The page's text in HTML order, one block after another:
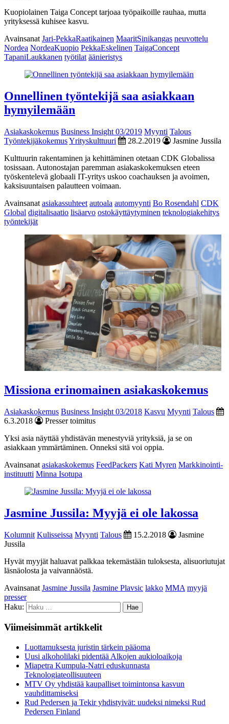
Kuopiolainen Taiga Concept tarjoaa työpaikoille rauhaa, mutta
yrityksessä kuhisee kasvu.
Avainsanat Jari-PekkaRaatikainen MaaritSinikangas neuvottelu
Nordea NordeaKuopio PekkaEskelinen TaigaConcept
TapaniLaukkanen työtilat äänieristys
Onnellinen työntekijä saa asiakkaan
hymyilemään
Asiakaskokemus Business Insight 03/2019 Myynti Talous
TyöntekijäkokemusYrityskulttuuri 28.2.2019
Jasmine Jussila
Kulttuurin rakentaminen ja kehittäminen otetaan CDK Globalissa
tosissaan. Autonostajan paremman asiakaskokemuksen eteen
työskentelevä globaali IT-yritys uskoo coachauksen ja avoimen,
kaksisuuntaisen palautteen voimaan.
Avainsanat asiakassuhteet autoala automyynti Bo Rosendahl CDK
Global digitalisaatio lisäarvo ostokäyttäytyminen teknologiakehitys
työntekijät
Missiona erinomainen asiakaskokemus
Asiakaskokemus Business Insight 03/2018 Kasvu Myynti Talous
6.3.2018
Presser toimitus
Yksi asia näyttää yhdistävän menestyviä yrityksiä, ja se on
asiakkaan ymmärtäminen. Onneksi sitä voi oppia.
Avainsanat asiakaskokemus FeedPackers Kati Myren Markkinointi-
instituutti Minna Isotupa
Jasmine Jussila: Myyjä ei ole lakossa
Kolumnit Kulisseissa Myynti Talous 15.2.2018
Jasmine
Jussila
Hyvät myyjät haluavat palkkaa tekemästään tuloksesta, alisuoriutujat
läsnäolosta ja vaivannäöstä.
Avainsanat Jasmine Jussila Jasmine Plavsic lakko MMA myyjä
presser
Haku:
Viimeisimmät artikkelit
Luottamuksesta juristin tärkein pääoma
Uusi alkoholilaki pidentää Alkojen aukioloaikoja
Miapetra Kumpula-Natri eduskunnasta
Teknologiateollisuuteen
MTV Oy yhdistää kaupalliset toimintonsa kasvun
vauhdittamiseksi
Rud Pedersen ja Tekir yhdistyivät: uudeksi nimeksi Rud
Pedersen Finland